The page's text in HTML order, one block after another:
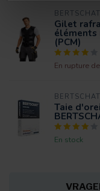
Gilet
éléments
(PCM)
En rupture
Taie
En stock